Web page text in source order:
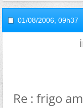
01/08/2006, 09h37
Re : frigo